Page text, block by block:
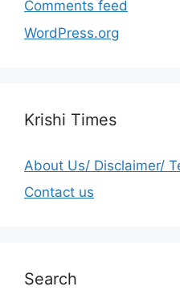
Comments feed
WordPress.org
Krishi Times
About Us/ Disclaimer/
Contact us
Search